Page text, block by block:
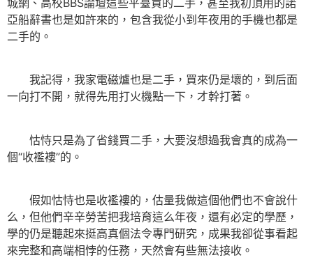
亞船辭書也是如許來的，包含我從小到年夜用的手機也都是
二手的。
我記得，我家電磁爐也是二手，買來仍是壞的，到后面
一向打不開，就得先用打火機點一下，才幹打著。
怙恃只是為了省錢買二手，大要沒想過我會真的成為一
個“收襤褸”的。
假如怙恃也是收襤褸的，估量我做這個他們也不會說什
么，但他們辛辛勞苦把我培育這么年夜，還有必定的學歷，
學的仍是聽起來挺高真個法令專門研究，成果我卻從事看起
來完整和高端相悖的任務，天然會有些無法接收。